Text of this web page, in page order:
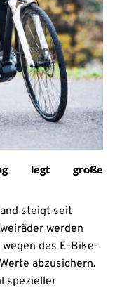
legt große
steigt seit
werden
des E-Bike-
abzusichern,
spezieller